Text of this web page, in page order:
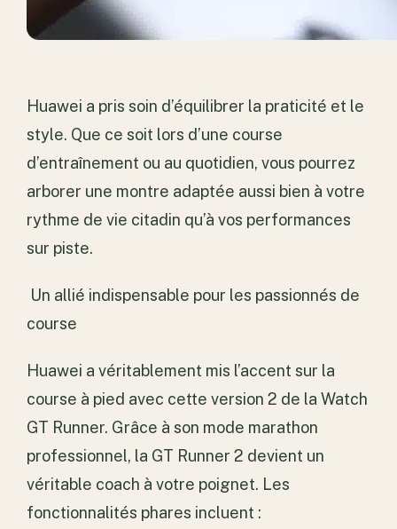
Huawei a pris soin d’équilibrer la praticité et le
style. Que ce soit lors d’une course
d’entraînement ou au quotidien, vous pourrez
arborer une montre adaptée aussi bien à votre
rythme de vie citadin qu’à vos performances
sur piste.
Un allié indispensable pour les passionnés de
course
Huawei a véritablement mis l’accent sur la
course à pied avec cette version 2 de la Watch
GT Runner. Grâce à son mode marathon
professionnel, la GT Runner 2 devient un
véritable coach à votre poignet. Les
fonctionnalités phares incluent :